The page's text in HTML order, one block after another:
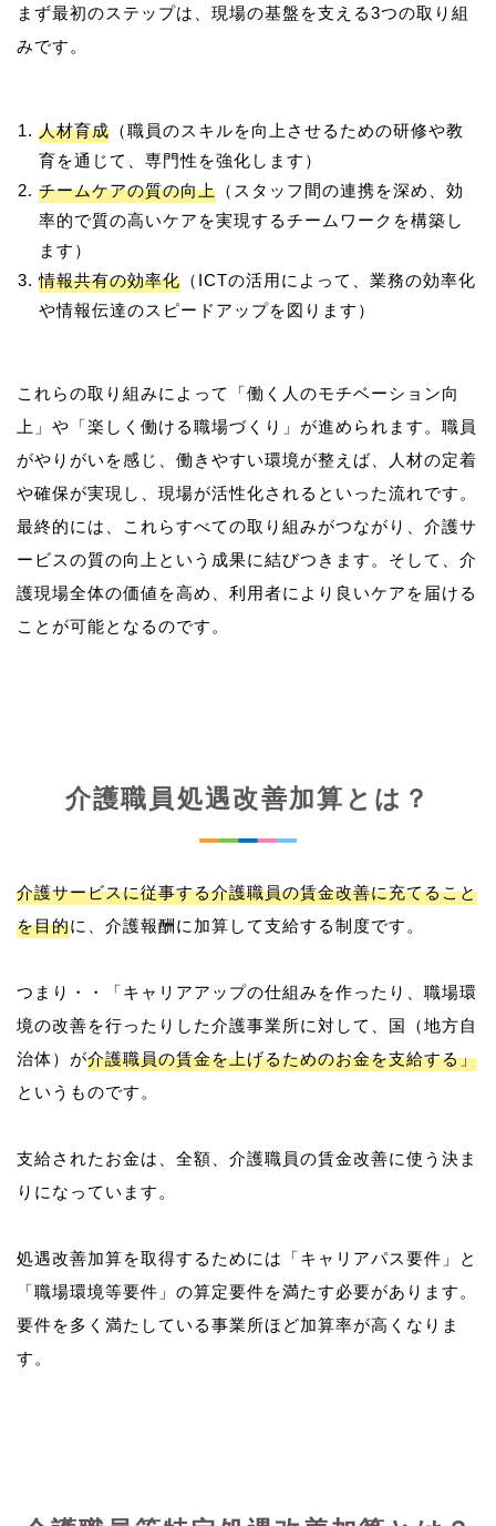
まず最初のステップは、現場の基盤を支える3つの取り組
人材育成 （職員のスキルを向上させるための研修や教
育を通じて、専門性を強化します）
チームケアの質の向上 （スタッフ間の連携を深め、効
率的で質の高いケアを実現するチームワークを構築し
ます）
情報共有の効率化 （ICTの活用によって、業務の効率化
や情報伝達のスピードアップを図ります）
これらの取り組みによって「働く人のモチベーション向
上」や「楽しく働ける職場づくり」が進められます。職員
がやりがいを感じ、働きやすい環境が整えば、人材の定着
や確保が実現し、現場が活性化されるといった流れです。
最終的には、これらすべての取り組みがつながり、介護サ
ービスの質の向上という成果に結びつきます。そして、介
護現場全体の価値を高め、利用者により良いケアを届ける
介護職員処遇改善加算とは？
介護サービスに従事する介護職員の賃金改善に充てること
を目的に、介護報酬に加算して支給する制度です。
つまり・・「キャリアアップの仕組みを作ったり、職場環
境の改善を行ったりした介護事業所に対して、国（地方自
治体）が介護職員の賃金を上げるためのお金を支給する」
というものです。
支給されたお金は、全額、介護職員の賃金改善に使う決ま
りになっています。
処遇改善加算を取得するためには「キャリアパス要件」と
「職場環境等要件」の算定要件を満たす必要があります。
要件を多く満たしている事業所ほど加算率が高くなりま
す。